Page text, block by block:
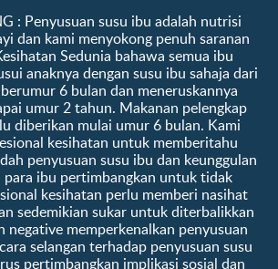
Ke log masuk / daftar
Sampel percuma
:​ Penyusuan susu ibu adalah nutrisi
dan kami menyokong penuh saranan
Sedunia bahawa semua ibu
anaknya dengan susu ibu sahaja dari
6 bulan dan meneruskannya
umur 2 tahun. Makanan pelengkap
diberikan mulai umur 6 bulan. Kami
kesihatan untuk memberitahu
penyusuan susu ibu dan keunggulan
para ibu pertimbangkan untuk tidak
kesihatan perlu memberi nasihat
sedemikian sukar untuk diterbalikkan
negative memperkenalkan penyusuan
selangan terhadap penyusuan susu
pertimbangkan implikasi sosial dan